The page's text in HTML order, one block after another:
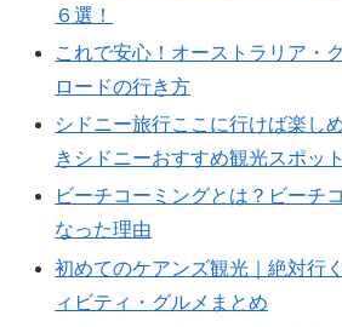
６選！
これで安心！オーストラリア・
ロードの行き方
シドニー旅行ここに行けば楽し
きシドニーおすすめ観光スポッ
ビーチコーミングとは？ビーチ
なった理由
初めてのケアンズ観光｜絶対行
ィビティ・グルメまとめ